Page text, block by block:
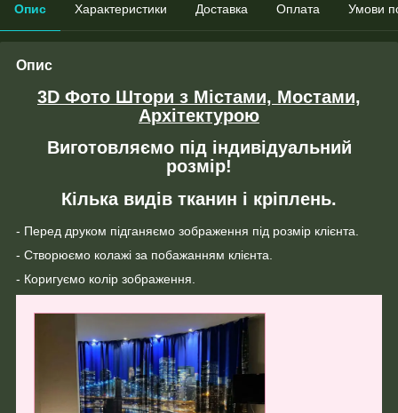
Опис Характеристики Доставка Оплата Умови
Опис
3D Фото Штори з Містами, Мостами,
Архітектурою
Виготовляємо під індивідуальний
розмір!
Кілька видів тканин і кріплень.
- Перед друком підганяємо зображення під розмір клієнта.
- Створюємо колажі за побажанням клієнта.
- Коригуємо колір зображення.